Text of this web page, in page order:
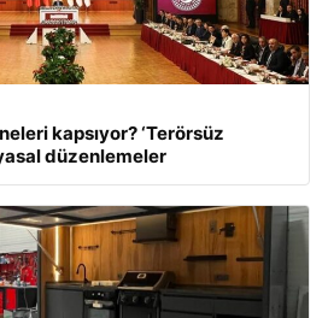
kapsıyor? ‘Terörsüz
düzenlemeler